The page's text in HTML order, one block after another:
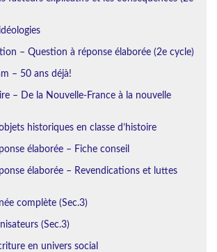
– Question à réponse élaborée (2e cycle)
– 50 ans déjà!
– De la Nouvelle-France à la nouvelle
historiques en classe d’histoire
élaborée – Fiche conseil
élaborée – Revendications et luttes
complète (Sec.3)
(Sec.3)
en univers social